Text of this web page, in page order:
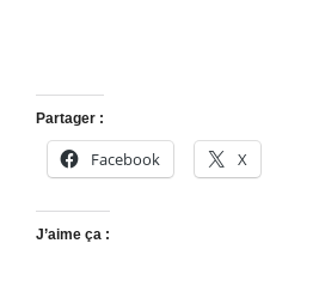
Partager :
Facebook X
J’aime ça :